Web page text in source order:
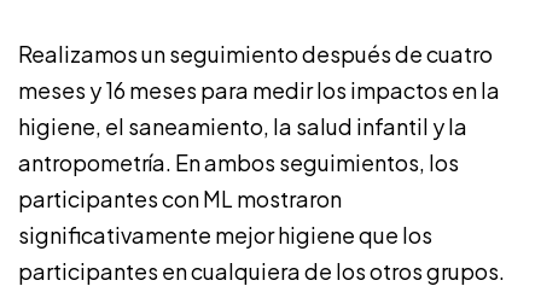
Realizamos un seguimiento después de cuatro
meses y 16 meses para medir los impactos en la
higiene, el saneamiento, la salud infantil y la
antropometría. En ambos seguimientos, los
participantes con ML mostraron
significativamente mejor higiene que los
participantes en cualquiera de los otros grupos.